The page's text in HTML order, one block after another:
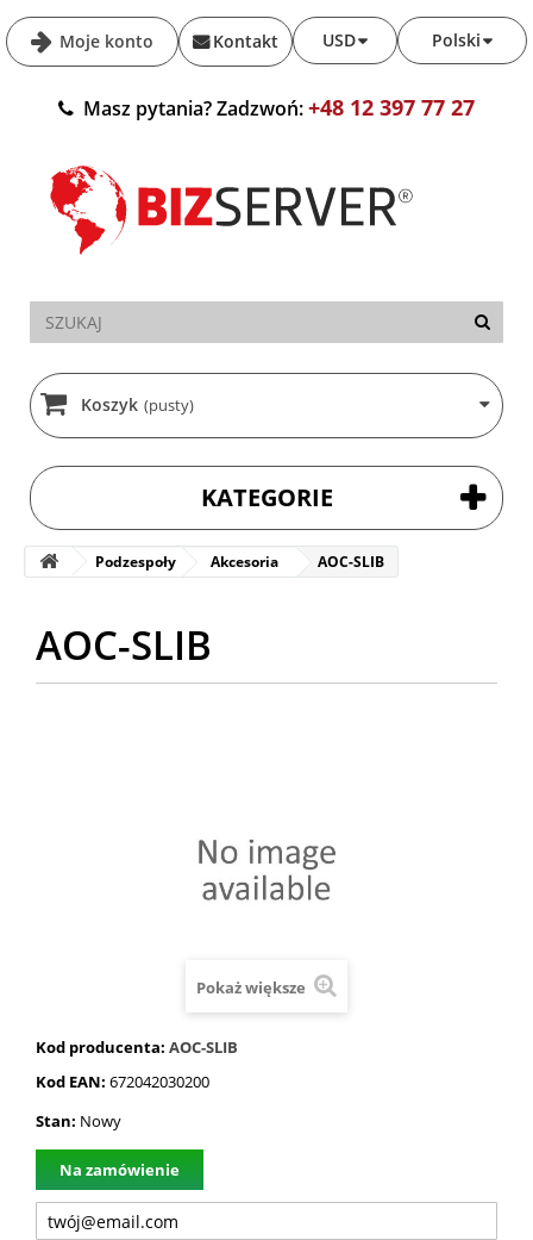
Moje konto Polski
USD
Kontakt
Masz pytania? Zadzwoń:+48 12 397 77 27
Koszyk (pusty)
KATEGORIE
Podzespoły Akcesoria AOC-SLIB
AOC-SLIB
Pokaż większe
Kod producenta: AOC-SLIB
Kod EAN: 672042030200
Stan: Nowy
Na zamówienie